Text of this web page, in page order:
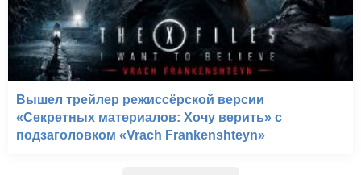
Вышел трейлер режиссёрской версии
«Секретных материалов: Хочу верить» с
подзаголовком «Vrach Frankenshteyn»